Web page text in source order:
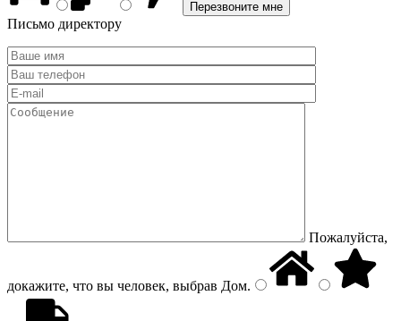
Письмо директору
Пожалуйста,
докажите, что вы человек, выбрав Дом.